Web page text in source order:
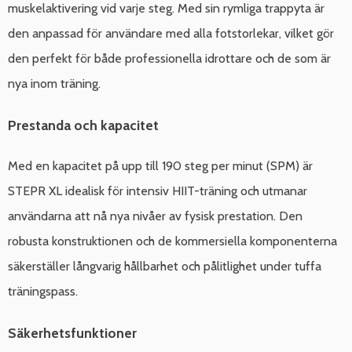
muskelaktivering vid varje steg. Med sin rymliga trappyta är
den anpassad för användare med alla fotstorlekar, vilket gör
den perfekt för både professionella idrottare och de som är
nya inom träning.
Prestanda och kapacitet
Med en kapacitet på upp till 190 steg per minut (SPM) är
STEPR XL idealisk för intensiv HIIT-träning och utmanar
användarna att nå nya nivåer av fysisk prestation. Den
robusta konstruktionen och de kommersiella komponenterna
säkerställer långvarig hållbarhet och pålitlighet under tuffa
träningspass.
Säkerhetsfunktioner